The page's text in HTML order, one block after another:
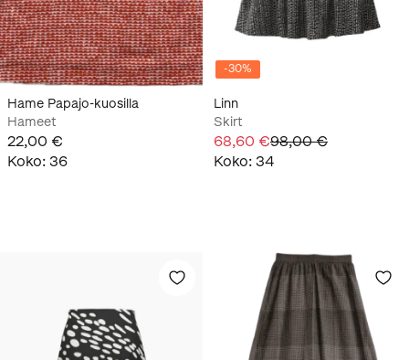
Hame Papajo-kuosilla
Hameet
22,00 €
Koko: 36
-30%
Linn
Skirt
68,60 €98,00 €
Koko: 34